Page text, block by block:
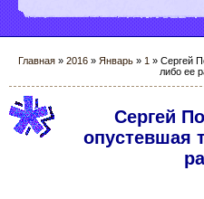
Главная» 2016 » Январь » 1 » Сергей
либо ее
Сергей
опустевшая